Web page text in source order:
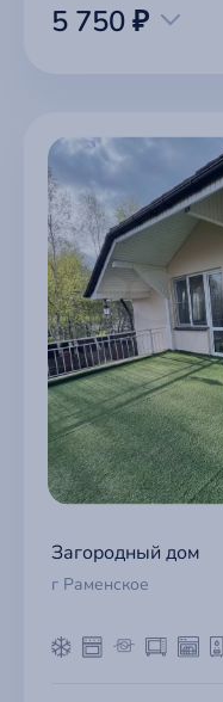
5 750 ₽
Загородный дом
г Раменское